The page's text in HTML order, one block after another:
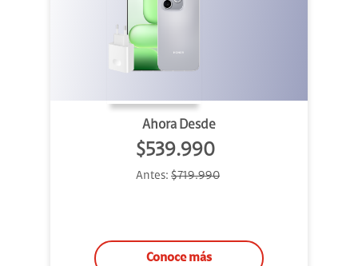
Ahora Desde
$539.990
Antes: $719.990
Conoce más